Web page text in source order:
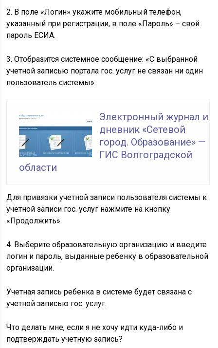
2. В поле «Логин» укажите мобильный телефон,
указанный при регистрации, в поле «Пароль» – свой
пароль ЕСИА.
3. Отобразится системное сообщение: «С выбранной
учетной записью портала гос. услуг не связан ни один
пользователь системы».
Электронный журнал и
дневник «Сетевой
город. Образование» —
ГИС Волгоградской
области
Для привязки учетной записи пользователя системы к
учетной записи гос. услуг нажмите на кнопку
«Продолжить».
4. Выберите образовательную организацию и введите
логин и пароль, выданные ребенку в образовательной
организации.
Учетная запись ребенка в системе будет связана с
учетной записью гос. услуг.
Что делать мне, если я не хочу идти куда-либо и
подтверждать учетную запись?